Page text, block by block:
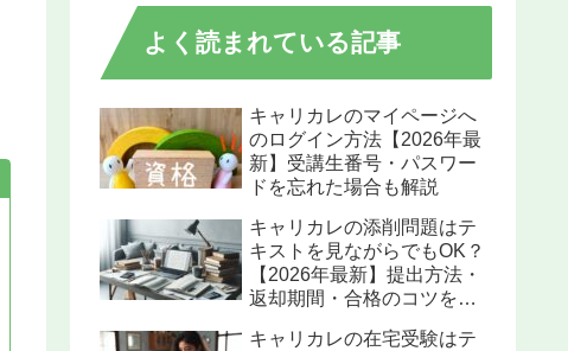
よく読まれている記事
キャリカレのマイページへ
のログイン方法【2026年最
新】受講生番号・パスワー
ドを忘れた場合も解説
キャリカレの添削問題はテ
キストを見ながらでもOK？
【2026年最新】提出方法・
返却期間・合格のコツを解
キャリカレの在宅受験はテ